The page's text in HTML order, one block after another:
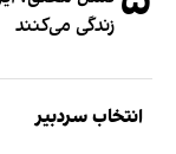
زندگی می‌کنند
انتخاب سردبیر